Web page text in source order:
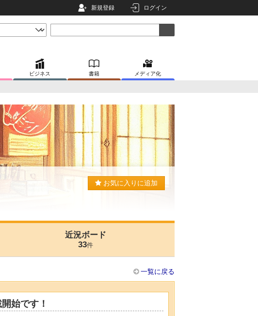
新規登録 ログイン
ビジネス 書籍 メディア化
お気に入りに追加
近況ボード
33件
一覧に戻る
始です！